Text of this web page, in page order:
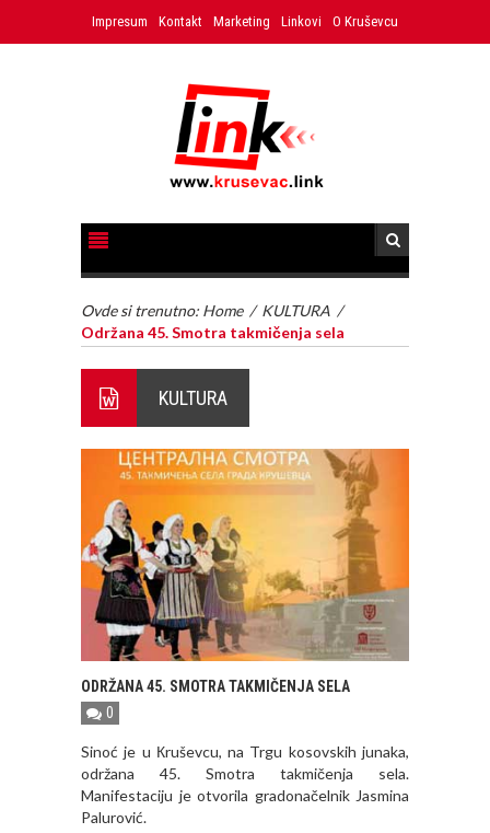
Impresum Kontakt Marketing Linkovi O Kruševcu
Ovde si trenutno: Home / KULTURA /
Održana 45. Smotra takmičenja sela
KULTURA
ODRŽANA 45. SMOTRA TAKMIČENJA SELA
0
Sinoć je u Кruševcu, na Trgu kosovskih junaka,
održana 45. Smotra takmičenja sela.
Manifestaciju je otvorila gradonačelnik Jasmina
Palurović.